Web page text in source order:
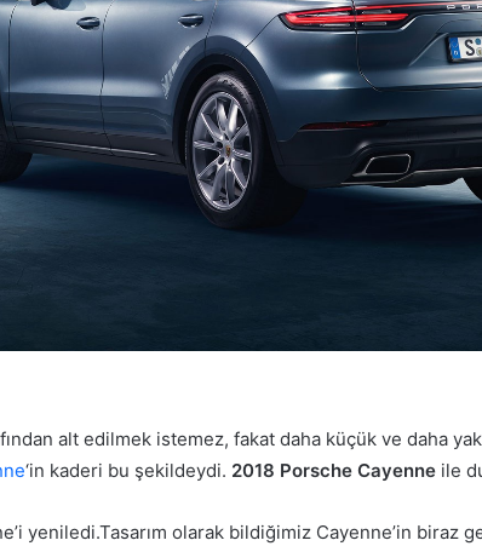
alt edilmek istemez, fakat daha küçük ve daha
‘in kaderi bu şekildeydi. 2018 Porsche Cayenne ile
yeniledi.Tasarım olarak bildiğimiz Cayenne’in biraz